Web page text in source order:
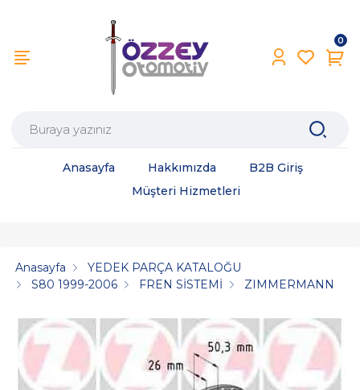
0
Anasayfa Hakkımızda
B2B Giriş
Müşteri Hizmetleri
Anasayfa
YEDEK PARÇA KATALOĞU
S80 1999-2006
FREN SİSTEMİ ZIMMERMANN